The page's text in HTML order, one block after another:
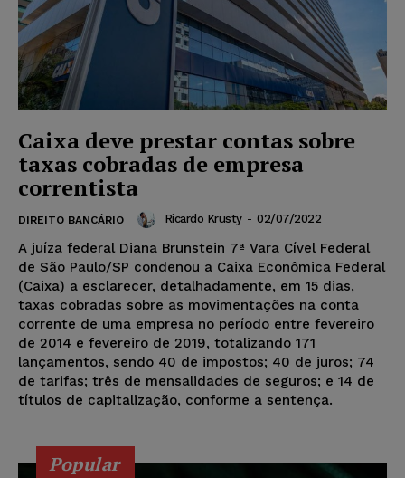
Caixa deve prestar contas sobre
taxas cobradas de empresa
correntista
DIREITO BANCÁRIO Ricardo Krusty - 02/07/2022
A juíza federal Diana Brunstein 7ª Vara Cível Federal
de São Paulo/SP condenou a Caixa Econômica Federal
(Caixa) a esclarecer, detalhadamente, em 15 dias,
taxas cobradas sobre as movimentações na conta
corrente de uma empresa no período entre fevereiro
de 2014 e fevereiro de 2019, totalizando 171
lançamentos, sendo 40 de impostos; 40 de juros; 74
de tarifas; três de mensalidades de seguros; e 14 de
títulos de capitalização, conforme a sentença.
Popular